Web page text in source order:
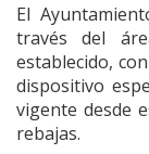
El
través del
establecido,
dispositivo
vigente desde
rebajas.